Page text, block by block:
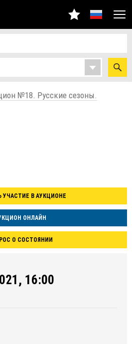
№18. Русские сезоны.
УЧАСТИЕ В АУКЦИОНЕ
ОНЛАЙН
О СОСТОЯНИИ
16:00